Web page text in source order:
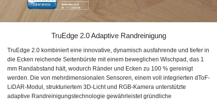
TruEdge 2.0 Adaptive Randreinigung
TruEdge 2.0 kombiniert eine innovative, dynamisch ausfahrende und tiefer in
die Ecken reichende Seitenbürste mit einem beweglichen Wischpad, das 1
mm Randabstand hält, wodurch Ränder und Ecken zu 100 % gereinigt
werden. Die von mehrdimensionalen Sensoren, einem voll integrierten dToF-
LiDAR-Modul, strukturiertem 3D-Licht und RGB-Kamera unterstützte
adaptive Randreinigungstechnologie gewährleistet gründliche